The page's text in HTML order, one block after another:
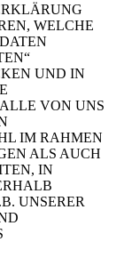
WELCHE
UND IN
VON UNS
IM RAHMEN
ALS AUCH
IN
UNSERER